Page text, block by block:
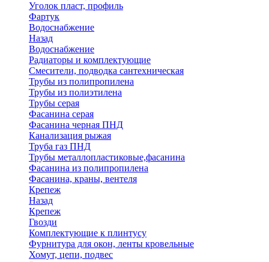
Уголок пласт, профиль
Фартук
Водоснабжение
Назад
Водоснабжение
Радиаторы и комплектующие
Смесители, подводка сантехническая
Трубы из полипропилена
Трубы из полиэтилена
Трубы серая
Фасанина серая
Фасанина черная ПНД
Канализация рыжая
Труба газ ПНД
Трубы металлопластиковые,фасанина
Фасанина из полипропилена
Фасанина, краны, вентеля
Крепеж
Назад
Крепеж
Гвозди
Комплектующие к плинтусу
Фурнитура для окон, ленты кровельные
Хомут, цепи, подвес